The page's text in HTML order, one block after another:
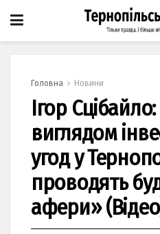
Головна Новини
Ігор
виглядом
угод у
проводять
афери»